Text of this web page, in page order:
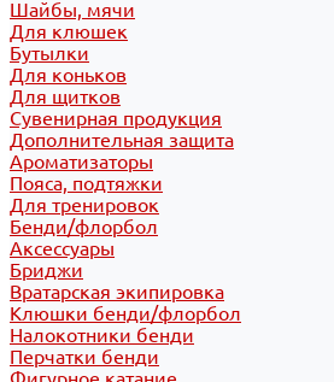
Шайбы, мячи
Для клюшек
Бутылки
Для коньков
Для щитков
Сувенирная продукция
Дополнительная защита
Ароматизаторы
Пояса, подтяжки
Для тренировок
Бенди/флорбол
Аксессуары
Бриджи
Вратарская экипировка
Клюшки бенди/флорбол
Налокотники бенди
Перчатки бенди